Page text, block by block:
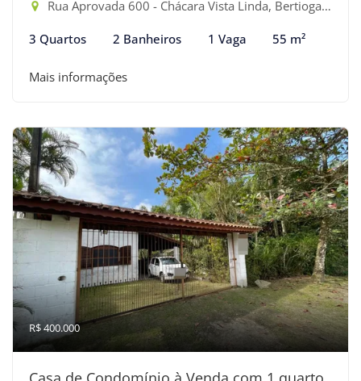
Rua Aprovada 600 - Chácara Vista Linda, Bertioga-SP
3 Quartos 2 Banheiros 1 Vaga 55 m²
Mais informações
R$ 400.000